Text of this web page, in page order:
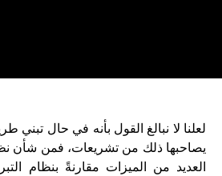
لعلنا لا نبالغ القول بأنه في حال تبني
يصاحبها ذلك من تشريعات، فمن شأن
العديد من الميزات مقارنةً بنظام